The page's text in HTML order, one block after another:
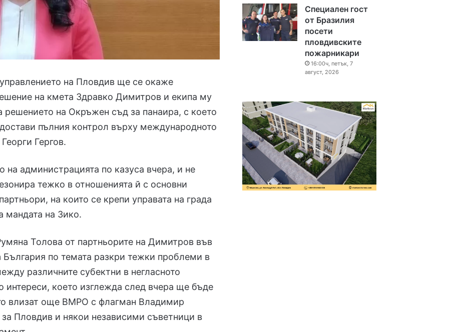
на Пловдив ще се окаже
на кмета Здравко Димитров и екипа му
решението на Окръжен съд за панаира, с което
пълния контрол върху международното
Гергов.
на администрацията по казуса вчера, и не
тежко в отношенията й с основни
на които се крепи управата на града
мандата на Зико.
Толова от партньорите на Димитров във
България по темата разкри тежки проблеми в
различните субектни в негласното
интереси, което изглежда след вчера ще бъде
влизат още ВМРО с флагман Владимир
Пловдив и някои независими съветници в
Специален гост
от Бразилия
посети
пловдивските
пожарникари
16:00ч, петък, 7
август, 2026